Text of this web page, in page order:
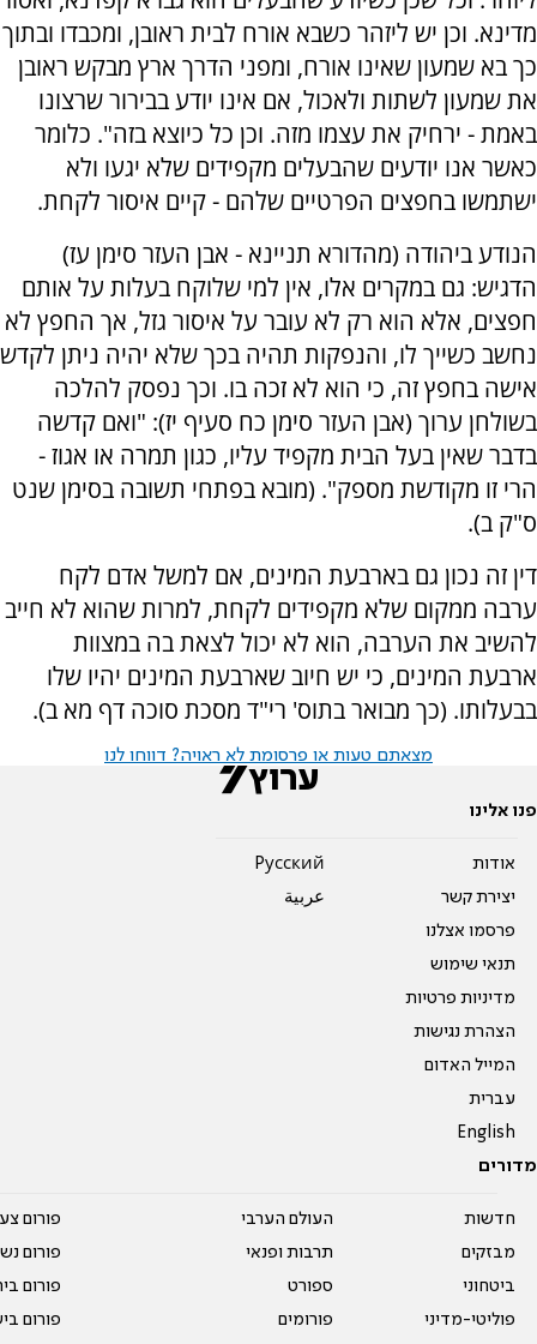
מדינא. וכן יש ליזהר כשבא אורח לבית ראובן, ומכבדו ובתוך
כך בא שמעון שאינו אורח, ומפני הדרך ארץ מבקש ראובן
את שמעון לשתות ולאכול, אם אינו יודע בבירור שרצונו
באמת - ירחיק את עצמו מזה. וכן כל כיוצא בזה". כלומר
כאשר אנו יודעים שהבעלים מקפידים שלא יגעו ולא
ישתמשו בחפצים הפרטיים שלהם - קיים איסור לקחת.
הנודע ביהודה (מהדורא תניינא - אבן העזר סימן עז)
הדגיש: גם במקרים אלו, אין למי שלוקח בעלות על אותם
חפצים, אלא הוא רק לא עובר על איסור גזל, אך החפץ לא
נחשב כשייך לו, והנפקות תהיה בכך שלא יהיה ניתן לקדש
אישה בחפץ זה, כי הוא לא זכה בו. וכך נפסק להלכה
בשולחן ערוך (אבן העזר סימן כח סעיף יז): "ואם קדשה
בדבר שאין בעל הבית מקפיד עליו, כגון תמרה או אגוז -
הרי זו מקודשת מספק". (מובא בפתחי תשובה בסימן שנט
ס"ק ב).
דין זה נכון גם בארבעת המינים, אם למשל אדם לקח
ערבה ממקום שלא מקפידים לקחת, למרות שהוא לא חייב
להשיב את הערבה, הוא לא יכול לצאת בה במצוות
ארבעת המינים, כי יש חיוב שארבעת המינים יהיו שלו
בבעלותו. (כך מבואר בתוס' רי"ד מסכת סוכה דף מא ב).
מצאתם טעות או פרסומת לא ראויה? דווחו לנו
פנו אלינו
אודות
יצירת קשר
פרסמו אצלנו
תנאי שימוש
מדיניות פרטיות
הצהרת נגישות
המייל האדום
עברית
English
Pусский
عربية
מדורים
חדשות
מבזקים
ביטחוני
פוליטי-מדיני
העולם הערבי
תרבות ופנאי
ספורט
פורומים
פורום
פורום
פורום
פורום